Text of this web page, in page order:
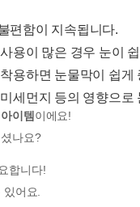
편함이 지속됩니다.
용이 많은 경우 눈이
용하면 눈물막이 쉽게
세먼지 등의 영향으로
이템 이에요!
나요?
합니다!
있어요.